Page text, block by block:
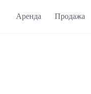
Аренда Продажа